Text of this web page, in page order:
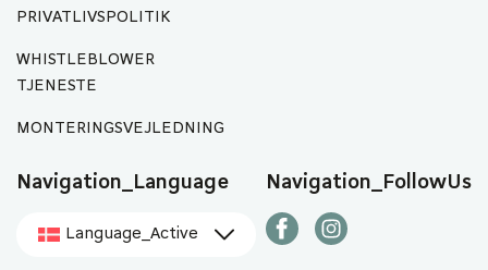
PRIVATLIVSPOLITIK
WHISTLEBLOWER
TJENESTE
MONTERINGSVEJLEDNING
Navigation_Language
Language_Active
Navigation_FollowUs